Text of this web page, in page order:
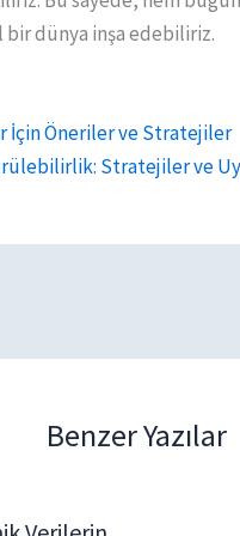
bir dünya inşa edebiliriz.
İçin Öneriler ve Stratejiler
Stratejiler ve
Benzer Yazılar